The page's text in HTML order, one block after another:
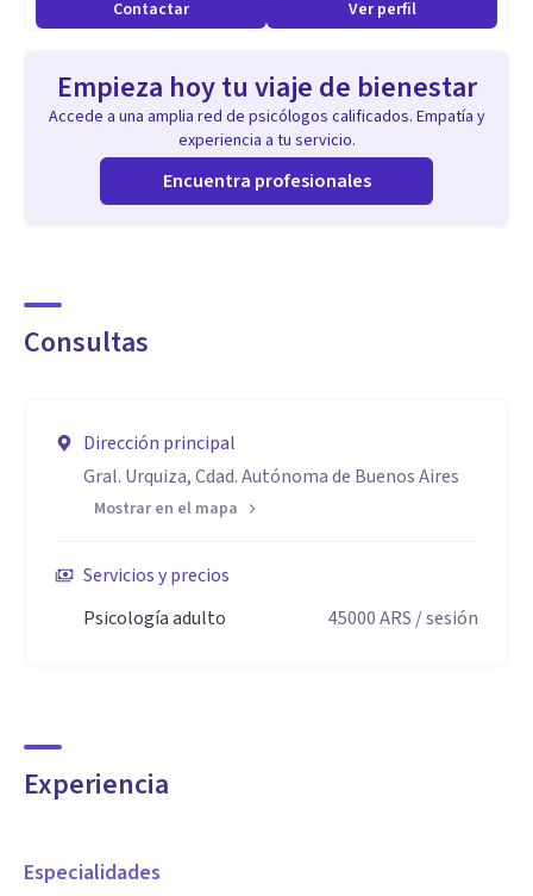
especialmente en salud mental y en el abordaje de
trastornos de la conducta alimentaria, ansiedad, vínculos,
autoestima, conflictos emocionales, sexualidad, crisis
vitales y procesos de duelo.
Licenciada y Profesora en Psicología (UBA).
Formación de Posgrado en Sexología Clínica.
Alimentaria del Centro de Salud Mental N.º 3 Dr. Arturo
Enfoque basado en la escucha, la confidencialidad y el
Atención presencial y online.
Contactar Ver perfil
Empieza hoy tu viaje de bienestar
Accede a una amplia red de psicólogos calificados. Empatía y
experiencia a tu servicio.
Encuentra profesionales
Consultas
Dirección principal
Gral. Urquiza, Cdad. Autónoma de Buenos Aires
Mostrar en el mapa
Servicios y precios
Psicología adulto
45000ARS / sesión
Experiencia
Especialidades